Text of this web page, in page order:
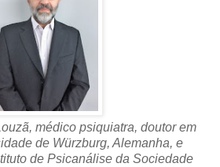
médico psiquiatra, doutor em
de Würzburg, Alemanha, e
de Psicanálise da Sociedade